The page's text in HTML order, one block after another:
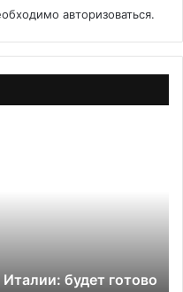
авторизоваться.
будет готово